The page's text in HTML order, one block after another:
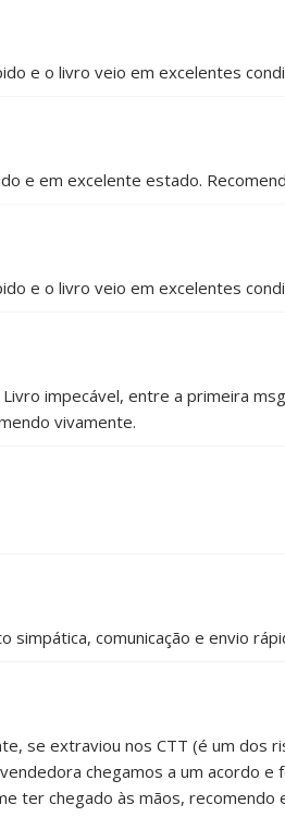
e o livro veio em excelentes
e em excelente estado.
e o livro veio em excelentes
impecável, entre a primeira
vivamente.
simpática, comunicação e envio
se extraviou nos CTT (é um
chegamos a um acordo
ter chegado às mãos, recomendo